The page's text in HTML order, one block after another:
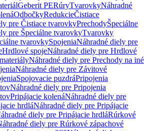
Geberit PERúryTvarovkyNáhradné
OdbočkyRedukcieČistiace
pre Čistiace tvarovkyPrechodyŠpeciálne
pre Špeciálne tvarovkyTvarovky
tvarovkySpojeniaNáhradné diely pre
Hrdlové spojeNáhradné diely pre Hrdlové
Náhradné diely pre Prechody na iné
Náhradné diely pre Závitové
Spojovacie puzdráPripojenia
Náhradné diely pre Pripojenia
Pripájacie kolenáNáhradné diely pre
hrdláNáhradné diely pre Pripájacie
diely pre Pripájacie hrdláRúrkové
diely pre Rúrkové zápachové